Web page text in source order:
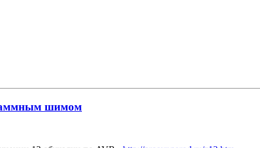
шимом